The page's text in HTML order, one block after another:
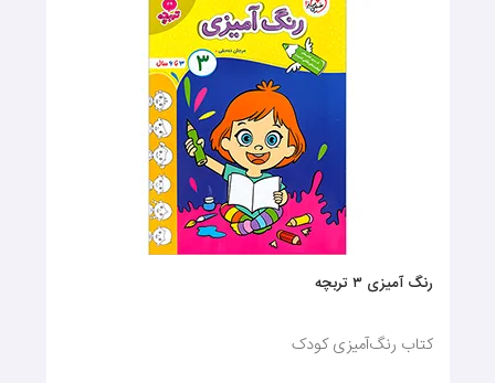
رنگ آمیزی ۳ تربچه
کتاب رنگ‌آمیزی کودک